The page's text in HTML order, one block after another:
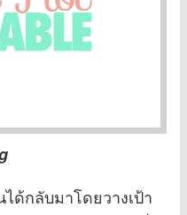
ด้กลับมาโดยวางเป้า